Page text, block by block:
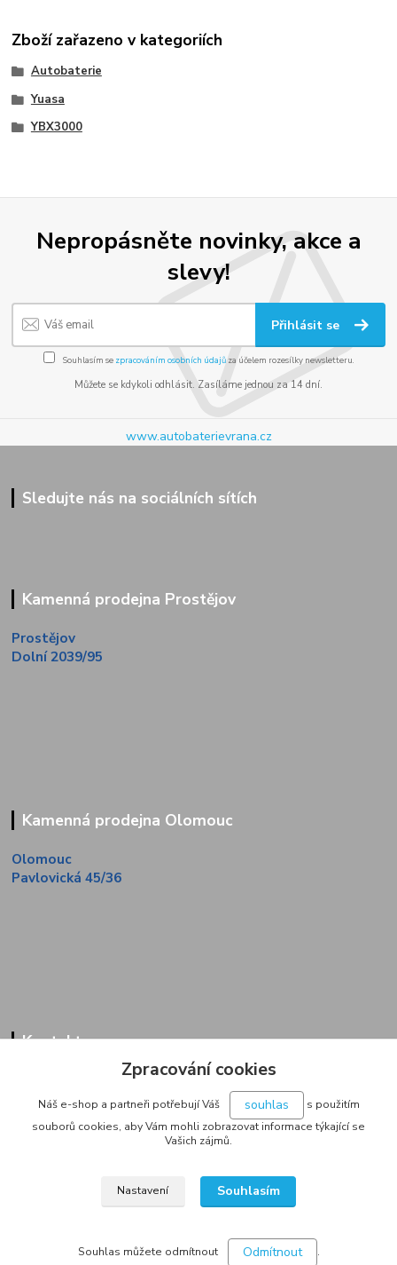
Zboží zařazeno v kategoriích
Autobaterie
Yuasa
YBX3000
Nepropásněte novinky, akce a
slevy!
Přihlásit se
Souhlasím se zpracováním osobních údajůza účelem rozesílky newsletteru.
Můžete se kdykoli odhlásit. Zasíláme jednou za 14 dní.
www.autobaterievrana.cz
Sledujte nás na sociálních sítích
Kamenná prodejna Prostějov
Prostějov
Dolní 2039/95
Kamenná prodejna Olomouc
Olomouc
Pavlovická 45/36
Kontakty
Zákaznická linka
+420 733 713 851
Zpracování cookies
Náš e-shop a partneři potřebují Váš souhlas
s použitím
souborů cookies, aby Vám mohli zobrazovat informace týkající se
Vašich zájmů.
Nastavení Souhlasím
Souhlas můžete odmítnout Odmítnout .